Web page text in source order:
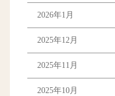
2026年1月
2025年12月
2025年11月
2025年10月